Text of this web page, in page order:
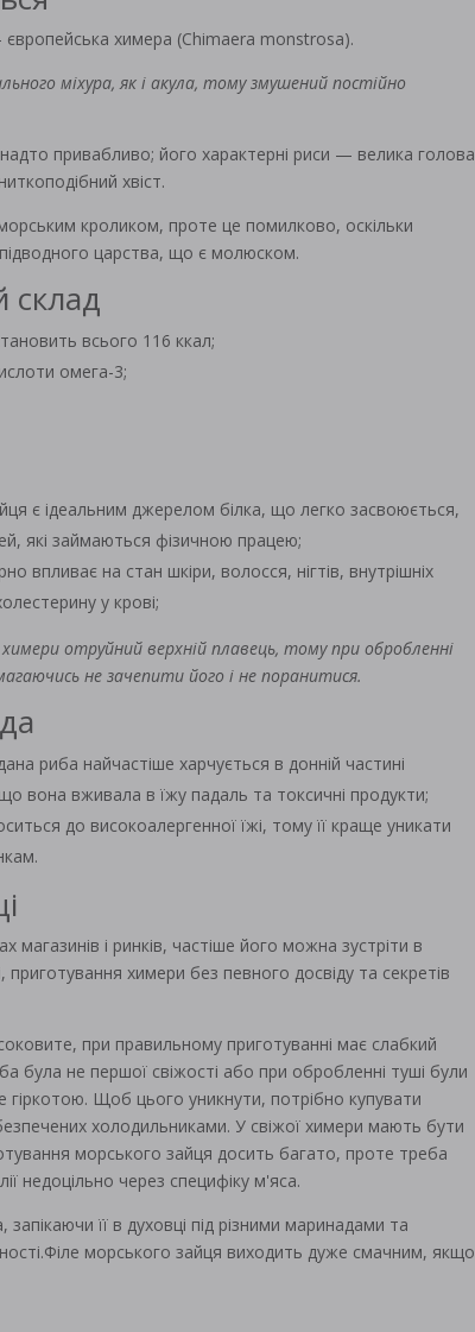
європейська химера (Chimaera monstrosa).
міхура, як і акула, тому змушений постійно
привабливо; його характерні риси — велика голова
хвіст.
кроликом, проте це помилково, оскільки
царства, що є молюском.
склад
всього 116 ккал;
омега-3;
є ідеальним джерелом білка, що легко засвоюється,
які займаються фізичною працею;
впливає на стан шкіри, волосся, нігтів, внутрішніх
у крові;
отруйний верхній плавець, тому при обробленні
не зачепити його і не поранитися.
риба найчастіше харчується в донній частині
вона вживала в їжу падаль та токсичні продукти;
до високоалергенної їжі, тому її краще уникати
магазинів і ринків, частіше його можна зустріти в
химери без певного досвіду та секретів
при правильному приготуванні має слабкий
була не першої свіжості або при обробленні туші були
гіркотою. Щоб цього уникнути, потрібно купувати
холодильниками. У свіжої химери мають бути
морського зайця досить багато, проте треба
недоцільно через специфіку м'яса.
її в духовці під різними маринадами та
морського зайця виходить дуже смачним, якщо